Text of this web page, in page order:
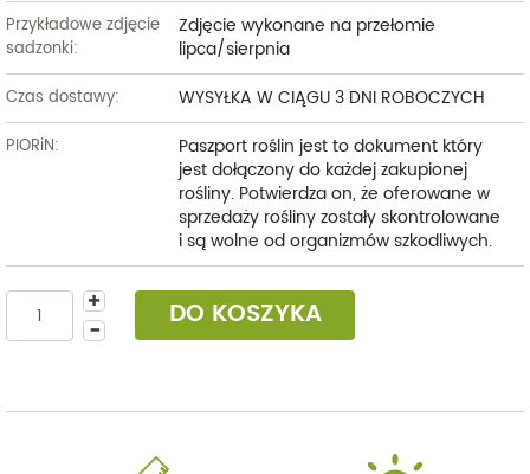
Przykładowe zdjęcie
sadzonki:
Zdjęcie wykonane na przełomie
lipca/sierpnia
Czas dostawy: WYSYŁKA W CIĄGU 3 DNI ROBOCZYCH
PIORiN:
Paszport roślin jest to dokument który
jest dołączony do każdej zakupionej
rośliny. Potwierdza on, że oferowane w
sprzedaży rośliny zostały skontrolowane
i są wolne od organizmów szkodliwych.
DO KOSZYKA